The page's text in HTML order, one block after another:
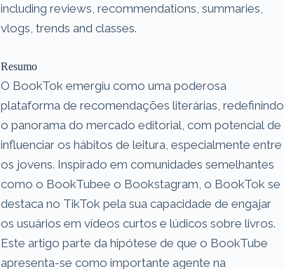
including reviews, recommendations, summaries,
vlogs, trends and classes.
Resumo
O BookTok emergiu como uma poderosa
plataforma de recomendações literárias, redefinindo
o panorama do mercado editorial, com potencial de
influenciar os hábitos de leitura, especialmente entre
os jovens. Inspirado em comunidades semelhantes
como o BookTubee o Bookstagram, o BookTok se
destaca no TikTok pela sua capacidade de engajar
os usuários em vídeos curtos e lúdicos sobre livros.
Este artigo parte da hipótese de que o BookTube
apresenta-se como importante agente na